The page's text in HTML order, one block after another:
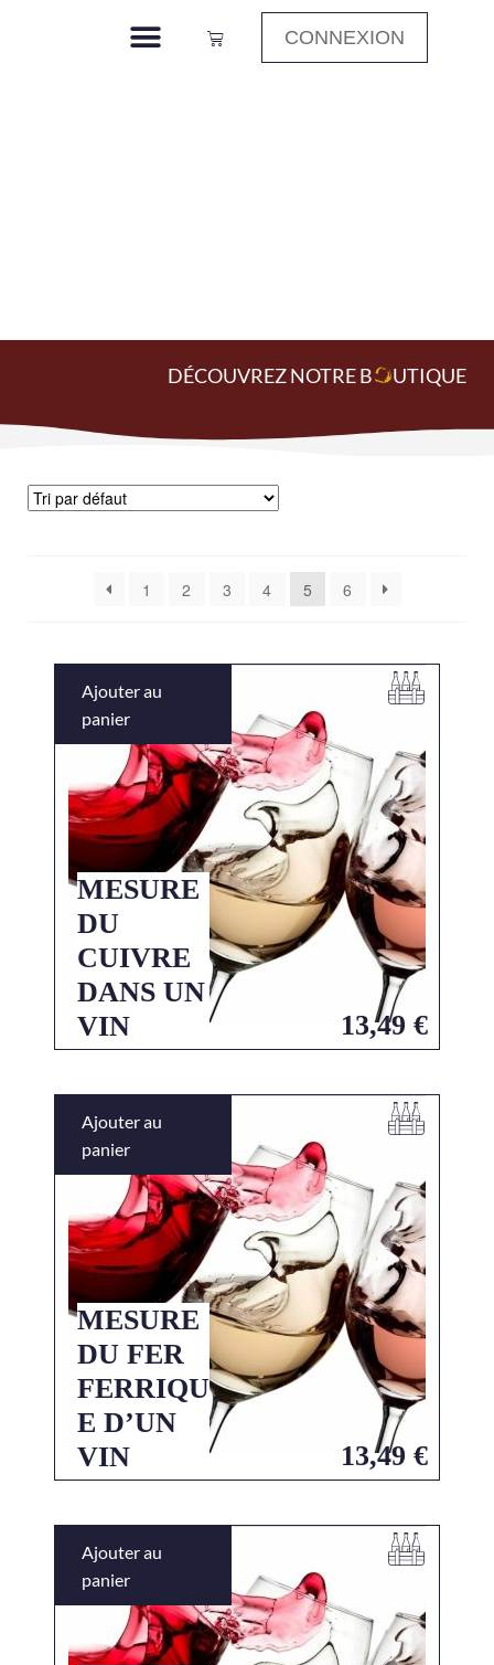
CONNEXION
DÉCOUVREZ NOTRE BOUTIQUE
1 2 3 4 5 6
MESURE
DU
CUIVRE
DANS UN
VIN
13,49 €
Ajouter au
panier
MESURE
DU FER
FERRIQU
E D’UN
VIN
13,49 €
Ajouter au
panier
Ajouter au
panier